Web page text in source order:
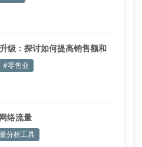
级：探讨如何提高销售额和
#零售业
络流量
分析工具